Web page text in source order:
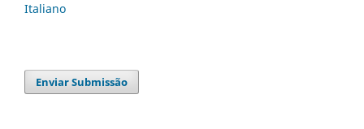
Italiano
Enviar Submissão